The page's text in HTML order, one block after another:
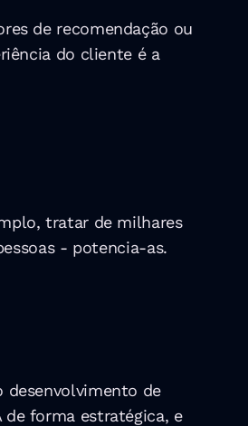
de recomendação ou
do cliente é a
tratar de milhares
- potencia-as.
desenvolvimento de
de forma estratégica, e